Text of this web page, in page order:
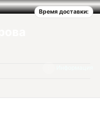
Время доставки: